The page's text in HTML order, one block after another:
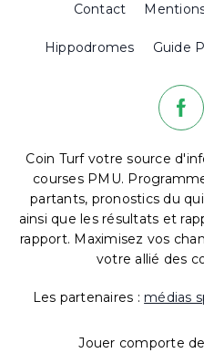
Contact
Hippodromes Guide
Coin Turf votre source
courses PMU.
partants, pronostics du
ainsi que les résultats et
rapport. Maximisez vos
votre allié des
Les partenaires : médias
Jouer comporte